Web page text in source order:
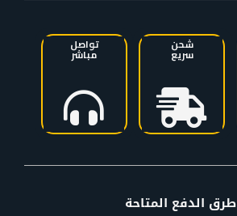
شحن
سريع
تواصل
مباشر
طرق الدفع المتاحة